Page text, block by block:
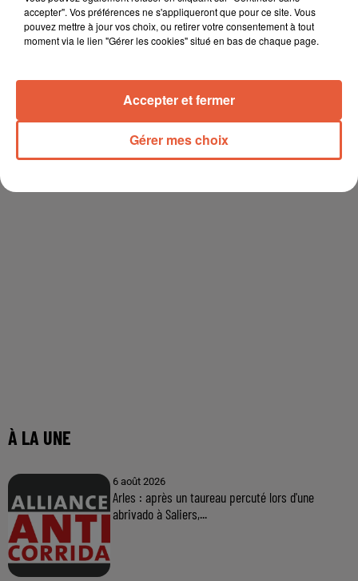
À LA UNE
6 août 2026
Arles : après un taureau percuté lors d'une
abrivado à Saliers,...
accepter". Vos préférences ne s'appliqueront que pour ce site. Vous
pouvez mettre à jour vos choix, ou retirer votre consentement à tout
moment via le lien "Gérer les cookies" situé en bas de chaque page.
Gérer mes choix
Accepter et fermer